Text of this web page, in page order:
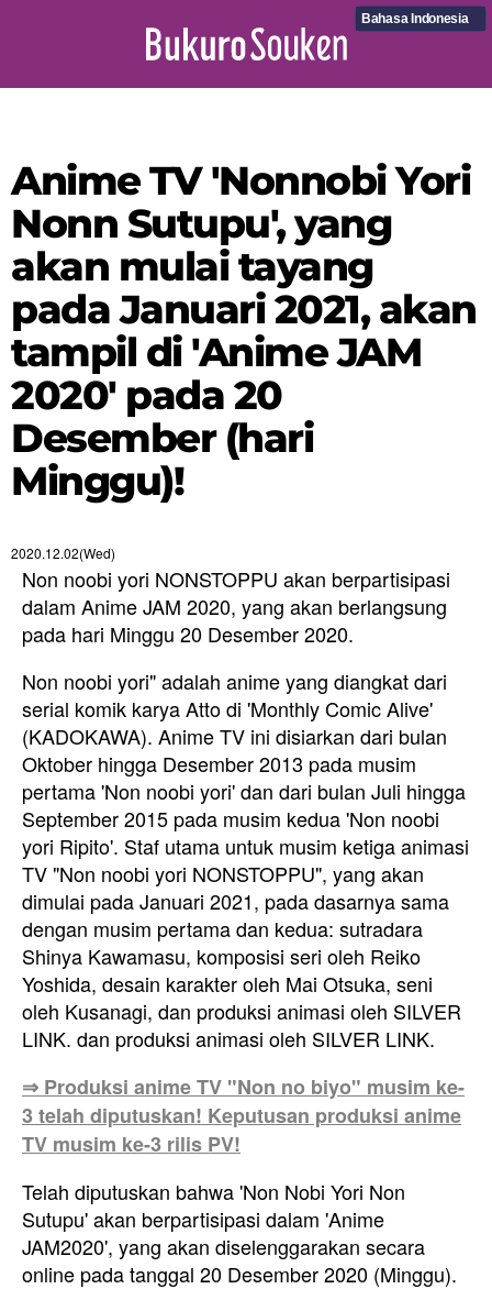
Bahasa Indonesia
Anime TV 'Nonnobi Yori
Nonn Sutupu', yang
akan mulai tayang
pada Januari 2021, akan
tampil di 'Anime JAM
2020' pada 20
Desember (hari
Minggu)!
2020.12.02(Wed)
Non noobi yori NONSTOPPU akan berpartisipasi
dalam Anime JAM 2020, yang akan berlangsung
pada hari Minggu 20 Desember 2020.
Non noobi yori" adalah anime yang diangkat dari
serial komik karya Atto di 'Monthly Comic Alive'
(KADOKAWA). Anime TV ini disiarkan dari bulan
Oktober hingga Desember 2013 pada musim
pertama 'Non noobi yori' dan dari bulan Juli hingga
September 2015 pada musim kedua 'Non noobi
yori Ripito'. Staf utama untuk musim ketiga animasi
TV "Non noobi yori NONSTOPPU", yang akan
dimulai pada Januari 2021, pada dasarnya sama
dengan musim pertama dan kedua: sutradara
Shinya Kawamasu, komposisi seri oleh Reiko
Yoshida, desain karakter oleh Mai Otsuka, seni
oleh Kusanagi, dan produksi animasi oleh SILVER
LINK. dan produksi animasi oleh SILVER LINK.
⇒ Produksi anime TV "Non no biyo" musim ke-
3 telah diputuskan! Keputusan produksi anime
TV musim ke-3 rilis PV!
Telah diputuskan bahwa 'Non Nobi Yori Non
Sutupu' akan berpartisipasi dalam 'Anime
JAM2020', yang akan diselenggarakan secara
online pada tanggal 20 Desember 2020 (Minggu).